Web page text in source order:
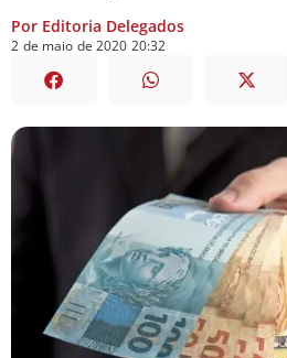
Por Editoria Delegados
2 de maio de 2020 20:32